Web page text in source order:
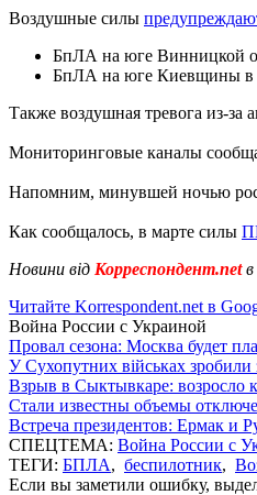
Воздушные силы
БпЛА на юге Винницкой
БпЛА на юге Киевщины в
Также воздушная тревога из-за
Мониторинговые каналы
Напомним, минувшей ночью
Как сообщалось, в марте силы
Новини від Корреспондент.net
Читайте Korrespondent.net в
Война России с Украиной
Провал сезона: Москва будет
У Сухопутних військах зробили
Взрыв в Сыктывкаре: возросло
Стали известны объемы
Встреча президентов: Ермак и
СПЕЦТЕМА: Война России с
ТЕГИ: БПЛА, беспилотник,
Если вы заметили ошибку,